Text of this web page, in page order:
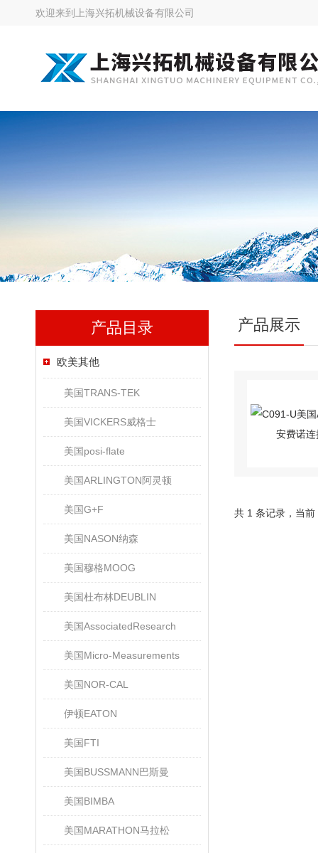
欢迎来到 上海兴拓机械设备有限公司
产品目录
欧美其他
美国TRANS-TEK
美国VICKERS威格士
美国posi-flate
美国ARLINGTON阿灵顿
美国G+F
美国NASON纳森
美国穆格MOOG
美国杜布林DEUBLIN
美国AssociatedResearch
美国Micro-Measurements
美国NOR-CAL
伊顿EATON
美国FTI
美国BUSSMANN巴斯曼
美国BIMBA
美国MARATHON马拉松
产品展示
共 1 条记录，当